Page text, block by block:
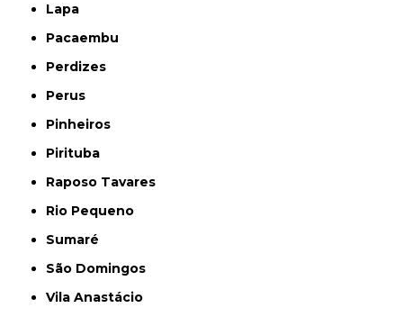
Lapa
Pacaembu
Perdizes
Perus
Pinheiros
Pirituba
Raposo Tavares
Rio Pequeno
Sumaré
São Domingos
Vila Anastácio